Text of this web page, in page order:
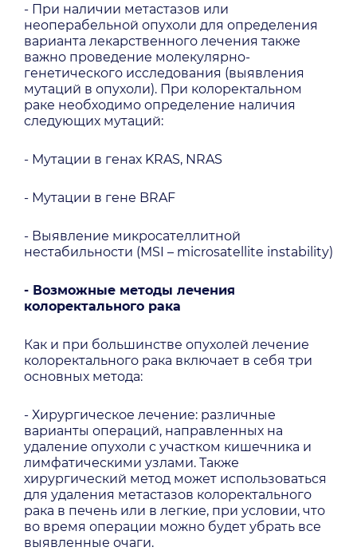
- При наличии метастазов или
неоперабельной опухоли для определения
варианта лекарственного лечения также
важно проведение молекулярно-
генетического исследования (выявления
мутаций в опухоли). При колоректальном
раке необходимо определение наличия
следующих мутаций:
- Мутации в генах KRAS, NRAS
- Мутации в гене BRAF
- Выявление микросателлитной
нестабильности (MSI – microsatellite instability)
- Возможные методы лечения
колоректального рака
Как и при большинстве опухолей лечение
колоректального рака включает в себя три
основных метода:
- Хирургическое лечение: различные
варианты операций, направленных на
удаление опухоли с участком кишечника и
лимфатическими узлами. Также
хирургический метод может использоваться
для удаления метастазов колоректального
рака в печень или в легкие, при условии, что
во время операции можно будет убрать все
выявленные очаги.